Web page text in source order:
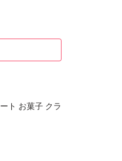
ト お菓子 クラ